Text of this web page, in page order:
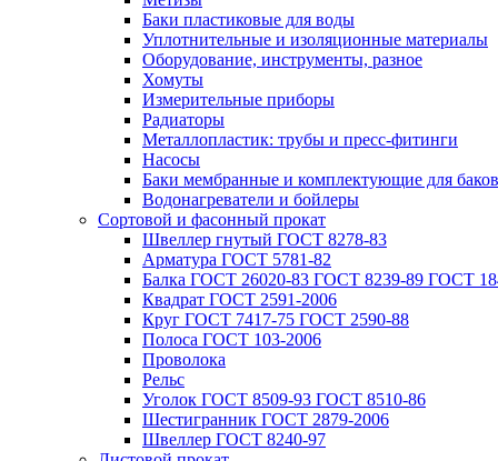
Баки пластиковые для воды
Уплотнительные и изоляционные материалы
Оборудование, инструменты, разное
Хомуты
Измерительные приборы
Радиаторы
Металлопластик: трубы и пресс-фитинги
Насосы
Баки мембранные и комплектующие для баков
Водонагреватели и бойлеры
Сортовой и фасонный прокат
Швеллер гнутый ГОСТ 8278-83
Арматура ГОСТ 5781-82
Балка ГОСТ 26020-83 ГОСТ 8239-89 ГОСТ
Квадрат ГОСТ 2591-2006
Круг ГОСТ 7417-75 ГОСТ 2590-88
Полоса ГОСТ 103-2006
Проволока
Рельс
Уголок ГОСТ 8509-93 ГОСТ 8510-86
Шестигранник ГОСТ 2879-2006
Швеллер ГОСТ 8240-97